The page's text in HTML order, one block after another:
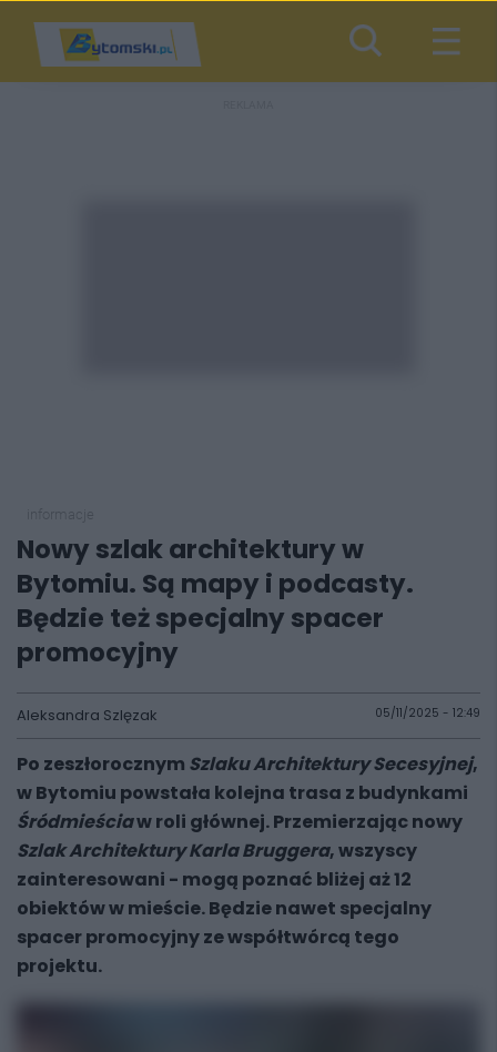
Nowy szlak architektury w
Bytomiu. Są mapy i podcasty.
Będzie też specjalny spacer
promocyjny
Aleksandra Szlęzak 05/11/2025 - 12:49
Po zeszłorocznym Szlaku Architektury Secesyjnej,
w Bytomiu powstała kolejna trasa z budynkami
Śródmieściaw roli głównej. Przemierzając nowy
Szlak Architektury Karla Bruggera, wszyscy
zainteresowani - mogą poznać bliżej aż 12
obiektów w mieście. Będzie nawet specjalny
spacer promocyjny ze współtwórcą tego
projektu.